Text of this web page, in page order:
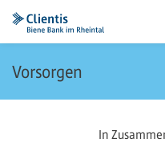
Vorsorgen
In